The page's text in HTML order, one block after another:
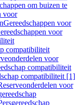
om buizen te
voor
Gereedschappen voor
voor
compatibiliteit
voor
compatibiliteit
compatibiliteit [1]
voor